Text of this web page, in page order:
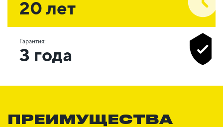
20 лет
Гарантия:
3 года
ПРЕИМУЩЕСТВА